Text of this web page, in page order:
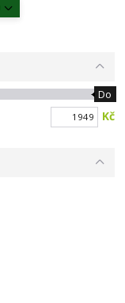
Do
Kč